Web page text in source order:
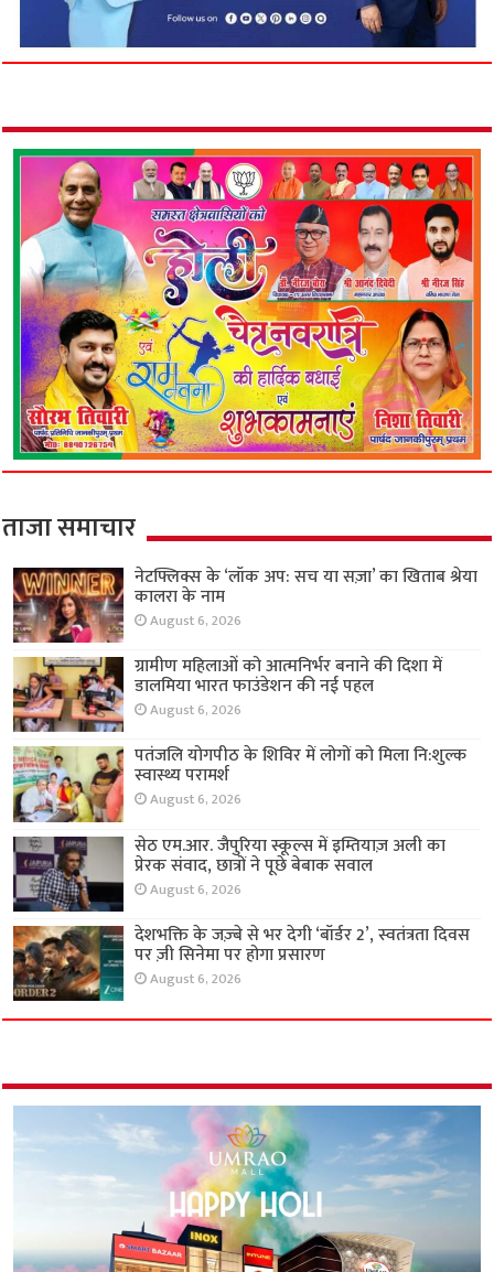
ताजा समाचार
नेटफ्लिक्स के ‘लॉक अप: सच या सज़ा’ का खिताब श्रेया
कालरा के नाम
August 6, 2026
ग्रामीण महिलाओं को आत्मनिर्भर बनाने की दिशा में
डालमिया भारत फाउंडेशन की नई पहल
August 6, 2026
पतंजलि योगपीठ के शिविर में लोगों को मिला नि:शुल्क
स्वास्थ्य परामर्श
August 6, 2026
सेठ एम.आर. जैपुरिया स्कूल्स में इम्तियाज़ अली का
प्रेरक संवाद, छात्रों ने पूछे बेबाक सवाल
August 6, 2026
देशभक्ति के जज़्बे से भर देगी ‘बॉर्डर 2’, स्वतंत्रता दिवस
पर ज़ी सिनेमा पर होगा प्रसारण
August 6, 2026